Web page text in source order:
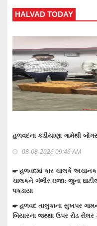
બાઇક
બે
WANKANER
વાંકાનેર બાઉન્ડ્રી
☛ તેરા તુજકો અર્પણ:
સહિત લાખોનો મુદામાલ
☛ વાંકાનેરના ગુંદાખડા
ઇલેક્ટ્રીક શોટ લાગતા